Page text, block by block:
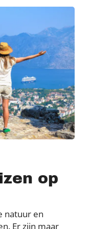
op
natuur en
Er zijn maar